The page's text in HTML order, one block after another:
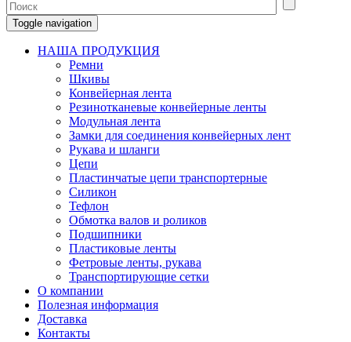
Toggle navigation
НАША ПРОДУКЦИЯ
Ремни
Шкивы
Конвейерная лента
Резинотканевые конвейерные ленты
Модульная лента
Замки для соединения конвейерных лент
Рукава и шланги
Цепи
Пластинчатые цепи транспортерные
Силикон
Тефлон
Обмотка валов и роликов
Подшипники
Пластиковые ленты
Фетровые ленты, рукава
Транспортирующие сетки
О компании
Полезная информация
Доставка
Контакты